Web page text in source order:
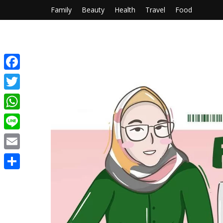
Family Beauty Health Travel Food
Facebook
Twitter
WhatsApp
Line
Email